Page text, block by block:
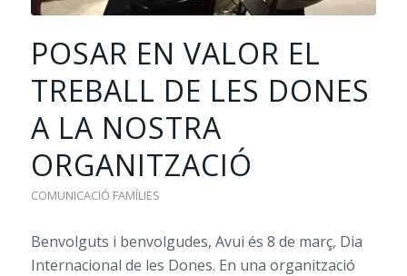
POSAR EN VALOR EL
TREBALL DE LES DONES
A LA NOSTRA
ORGANITZACIÓ
COMUNICACIÓ FAMÍLIES
Benvolguts i benvolgudes, Avui és 8 de març, Dia
Internacional de les Dones. En una organització